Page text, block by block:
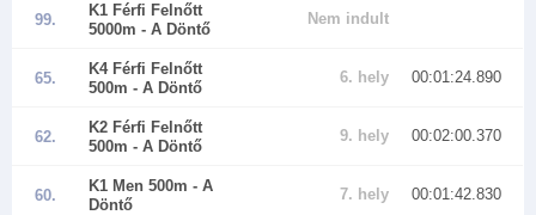
99.
K1 Férfi Felnőtt
5000m - A Döntő
Nem indult
65.
K4 Férfi Felnőtt
500m - A Döntő
6. hely 00:01:24.890
62.
K2 Férfi Felnőtt
500m - A Döntő
9. hely 00:02:00.370
60.
K1 Men 500m - A
Döntő
7. hely 00:01:42.830